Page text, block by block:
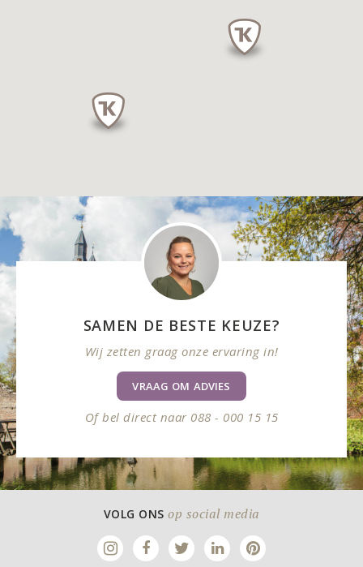
SAMEN DE BESTE KEUZE?
Wij zetten graag onze ervaring in!
VRAAG OM ADVIES
Of bel direct naar 088 - 000 15 15
VOLG ONS op social media